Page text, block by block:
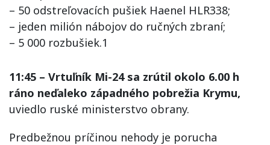
– 50 odstreľovacích pušiek Haenel HLR338;
– jeden milión nábojov do ručných zbraní;
– 5 000 rozbušiek.1
11:45 – Vrtuľník Mi-24 sa zrútil okolo 6.00 h
ráno neďaleko západného pobrežia Krymu,
uviedlo ruské ministerstvo obrany.
Predbežnou príčinou nehody je porucha